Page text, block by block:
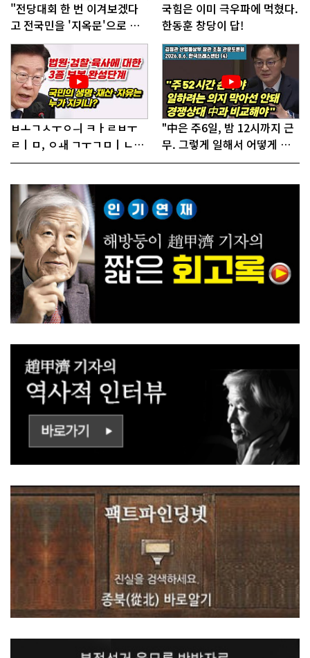
"전당대회 한 번 이겨보겠다
고 전국민을 '지옥문'으로 밀
어!"
국힘은 이미 극우파에 먹혔다.
한동훈 창당이 답!
ㅂㅗㄱㅅㅜㅇㅢ ㅋㅏㄹㅂㅜ
ㄹㅣㅁ, ㅇㅙ ㄱㅜㄱㅁㅣㄴㄷ
ㅡㄹㅇㅣ ㄷㅏㅇㅎㅐㅇㅑ ㅎ
"中은 주6일, 밤 12시까지 근
무. 그렇게 일해서 어떻게 경
쟁하냐 반문하더라"